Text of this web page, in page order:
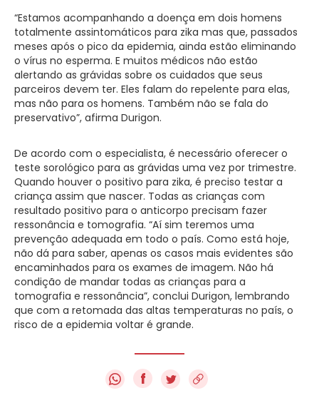
“Estamos acompanhando a doença em dois homens
totalmente assintomáticos para zika mas que, passados
meses após o pico da epidemia, ainda estão eliminando
o vírus no esperma. E muitos médicos não estão
alertando as grávidas sobre os cuidados que seus
parceiros devem ter. Eles falam do repelente para elas,
mas não para os homens. Também não se fala do
preservativo”, afirma Durigon.
De acordo com o especialista, é necessário oferecer o
teste sorológico para as grávidas uma vez por trimestre.
Quando houver o positivo para zika, é preciso testar a
criança assim que nascer. Todas as crianças com
resultado positivo para o anticorpo precisam fazer
ressonância e tomografia. “Aí sim teremos uma
prevenção adequada em todo o país. Como está hoje,
não dá para saber, apenas os casos mais evidentes são
encaminhados para os exames de imagem. Não há
condição de mandar todas as crianças para a
tomografia e ressonância”, conclui Durigon, lembrando
que com a retomada das altas temperaturas no país, o
risco de a epidemia voltar é grande.
f